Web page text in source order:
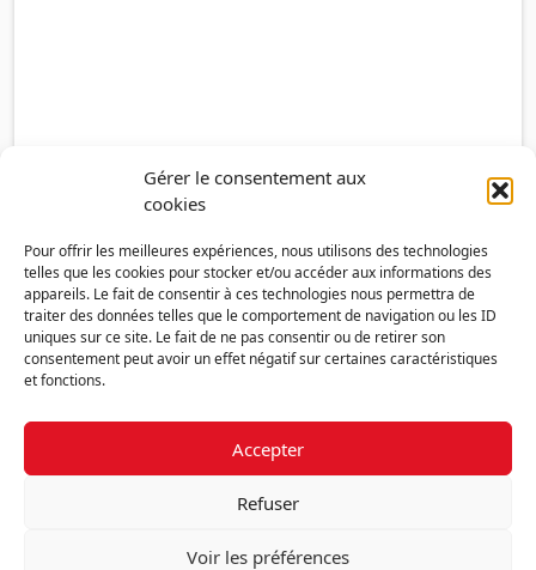
Gérer le consentement aux
cookies
Pour offrir les meilleures expériences, nous utilisons des technologies
telles que les cookies pour stocker et/ou accéder aux informations des
appareils. Le fait de consentir à ces technologies nous permettra de
traiter des données telles que le comportement de navigation ou les ID
uniques sur ce site. Le fait de ne pas consentir ou de retirer son
consentement peut avoir un effet négatif sur certaines caractéristiques
et fonctions.
Accepter
Refuser
Voir les préférences
Politique de confidentialité
RGPD
Nous contacter